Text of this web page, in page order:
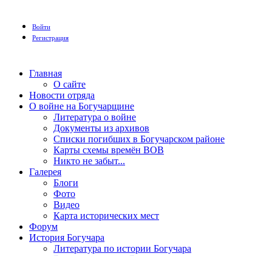
Войти
Регистрация
Главная
О сайте
Новости отряда
О войне на Богучарщине
Литература о войне
Документы из архивов
Списки погибших в Богучарском районе
Карты схемы времён ВОВ
Никто не забыт...
Галерея
Блоги
Фото
Видео
Карта исторических мест
Форум
История Богучара
Литература по истории Богучара